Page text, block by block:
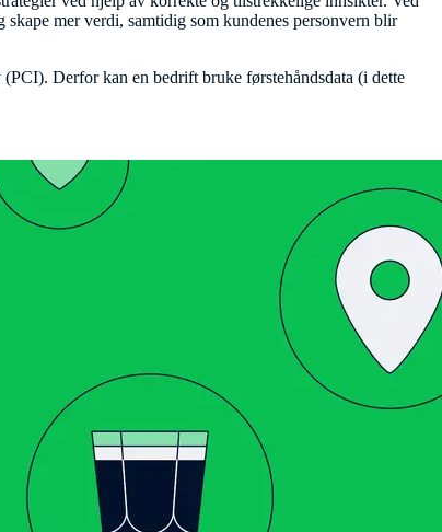
mer verdi, samtidig som kundenes personvern blir
Derfor kan en bedrift bruke førstehåndsdata (i dette